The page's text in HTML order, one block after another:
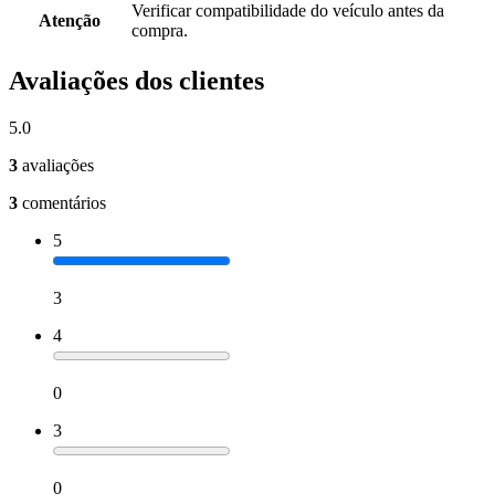
Atenção
Verificar compatibilidade do veículo antes da
compra.
Avaliações dos clientes
5.0
3 avaliações
3 comentários
5
3
4
0
3
0